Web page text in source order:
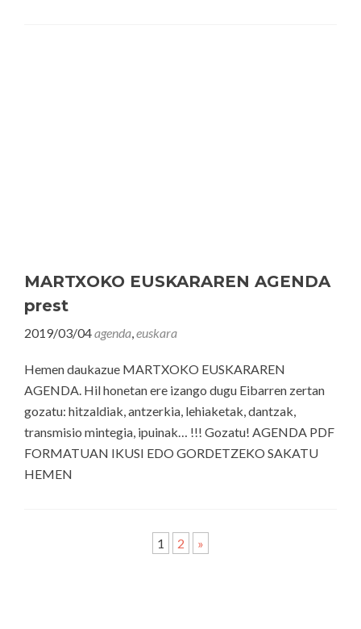
MARTXOKO EUSKARAREN AGENDA
prest
2019/03/04agenda,euskara
Hemen daukazue MARTXOKO EUSKARAREN
AGENDA. Hil honetan ere izango dugu Eibarren zertan
gozatu: hitzaldiak, antzerkia, lehiaketak, dantzak,
transmisio mintegia, ipuinak… !!! Gozatu! AGENDA PDF
FORMATUAN IKUSI EDO GORDETZEKO SAKATU
HEMEN
1 2 »